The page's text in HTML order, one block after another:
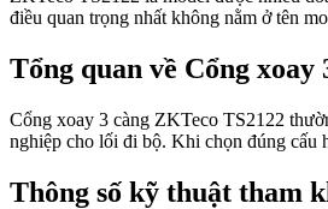
điều quan trọng nhất không nằm ở tên
Tổng quan về Cổng xoay
Cổng xoay 3 càng ZKTeco TS2122
nghiệp cho lối đi bộ. Khi chọn đúng cấu
Thông số kỹ thuật tham